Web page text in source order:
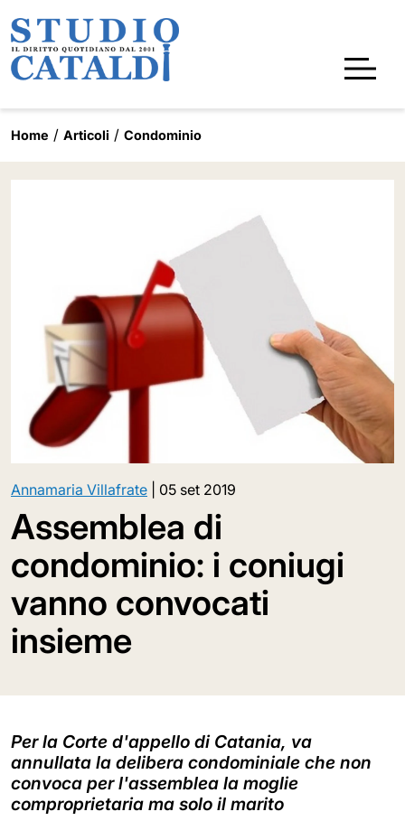
Home Articoli Condominio
Annamaria Villafrate 05 set 2019
Assemblea di
condominio: i coniugi
vanno convocati
insieme
Per la Corte d'appello di Catania, va
annullata la delibera condominiale che non
convoca per l'assemblea la moglie
comproprietaria ma solo il marito